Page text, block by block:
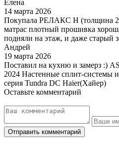
Елена
14 марта 2026
Покупала РЕЛАКС Н (толщина
матрас плотный прошивка
подняли на этаж, и даже старый
Андрей
19 марта 2026
Поставил на кухню и замерз :)
2024 Настенные сплит-системы
серия Tundra DC Haier(Хайер)
Оставьте комментарий